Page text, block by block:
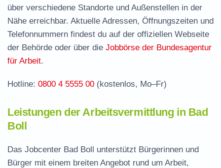
Jobcenter Göppingen – zuständige Stelle
Stellenangebote und Jobbörse in Bad Boll
Häufige Fragen rund ums Jobcenter
über verschiedene Standorte und Außenstellen in der
Nähe erreichbar. Aktuelle Adressen, Öffnungszeiten und
Telefonnummern findest du auf der offiziellen Webseite
der Behörde oder über die Jobbörse der Bundesagentur
für Arbeit.
Hotline: 0800 4 5555 00 (kostenlos, Mo–Fr)
Leistungen der Arbeitsvermittlung in Bad
Boll
Das Jobcenter Bad Boll unterstützt Bürgerinnen und
Bürger mit einem breiten Angebot rund um Arbeit,